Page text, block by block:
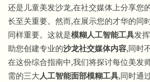
还是儿童美发沙龙,在社交媒体上分享您
长至关重要。然而,在展示您的才华的同
同样重要。这就是模糊人工智能工具发
助您创建专业的沙龙社交媒体内容,同时
在这份综合指南中,我们将探讨每位美发
需的三大人工智能面部模糊工具,同时通